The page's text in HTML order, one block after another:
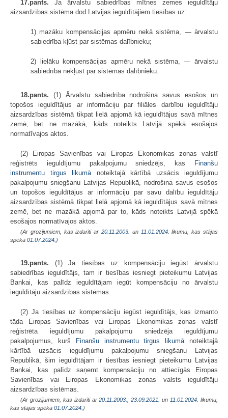
17.pants. Ja ārvalstu sabiedrības mītnes zemes ieguldītāju
aizsardzības sistēma dod Latvijas ieguldītājiem tiesības uz:
1) mazāku kompensācijas apmēru nekā sistēma, — ārvalstu
sabiedrība kļūst par sistēmas dalībnieku;
2) lielāku kompensācijas apmēru nekā sistēma, — ārvalstu
sabiedrība nekļūst par sistēmas dalībnieku.
18.pants. (1) Ārvalstu sabiedrība nodrošina savus esošos un
topošos ieguldītājus ar informāciju par filiāles darbību ieguldītāju
aizsardzības sistēmā tikpat lielā apjomā kā ieguldītājus savā mītnes
zemē, bet ne mazākā, kāds noteikts Latvijā spēkā esošajos
normatīvajos aktos.
(2) Eiropas Savienības vai Eiropas Ekonomikas zonas valstī
reģistrēts ieguldījumu pakalpojumu sniedzējs, kas Finanšu
instrumentu tirgus likumā noteiktajā kārtībā uzsācis ieguldījumu
pakalpojumu sniegšanu Latvijas Republikā, nodrošina savus esošos
un topošos ieguldītājus ar informāciju par savu dalību ieguldītāju
aizsardzības sistēmā tikpat lielā apjomā kā ieguldītājus savā mītnes
zemē, bet ne mazākā apjomā par to, kāds noteikts Latvijā spēkā
esošajos normatīvajos aktos.
(Ar grozījumiem, kas izdarīti ar 20.11.2003. un 11.01.2024. likumu, kas stājas
spēkā 01.07.2024. )
19.pants. (1) Ja tiesības uz kompensāciju iegūst ārvalstu
sabiedrības ieguldītājs, tam ir tiesības iesniegt pieteikumu Latvijas
Bankai, kas palīdz ieguldītājam iegūt kompensāciju no ārvalstu
ieguldītāju aizsardzības sistēmas.
(2) Ja tiesības uz kompensāciju iegūst ieguldītājs, kas izmanto
tāda Eiropas Savienības vai Eiropas Ekonomikas zonas valstī
reģistrēta ieguldījumu pakalpojumu sniedzēja ieguldījumu
pakalpojumus, kurš Finanšu instrumentu tirgus likumā noteiktajā
kārtībā uzsācis ieguldījumu pakalpojumu sniegšanu Latvijas
Republikā, šim ieguldītājam ir tiesības iesniegt pieteikumu Latvijas
Bankai, kas palīdz saņemt kompensāciju no attiecīgās Eiropas
Savienības vai Eiropas Ekonomikas zonas valsts ieguldītāju
aizsardzības sistēmas.
(Ar grozījumiem, kas izdarīti ar20.11.2003. ,23.09.2021. un 11.01.2024 . likumu,
kas stājas spēkā 01.07.2024. )